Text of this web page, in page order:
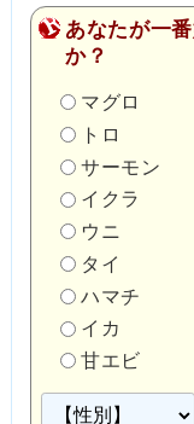
あなたが一
か？
マグロ
トロ
サーモン
イクラ
ウニ
タイ
ハマチ
イカ
甘エビ